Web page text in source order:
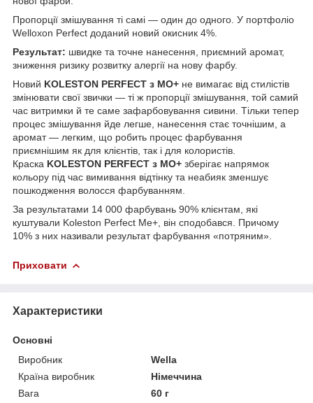
Пропорції змішування ті самі — один до одного. У портфоліо
Welloxon Perfect доданий новий окисник 4%.
Результат: швидке та точне нанесення, приємний аромат,
зниження ризику розвитку алергії на нову фарбу.
Новий KOLESTON PERFECT з МО+ не вимагає від стилістів
змінювати свої звички — ті ж пропорції змішування, той самий
час витримки й те саме зафарбовування сивини. Тільки тепер
процес змішування йде легше, нанесення стає точнішим, а
аромат — легким, що робить процес фарбування
приємнішим як для клієнтів, так і для колористів.
Краска KOLESTON PERFECT з МО+ зберігає напрямок
кольору під час вимивання відтінку та неабияк зменшує
пошкодження волосся фарбуванням.
За результатами 14 000 фарбувань 90% клієнтам, які
куштували Koleston Perfect Me+, він сподобався. Причому
10% з них називали результат фарбування «потряним».
Приховати
Характеристики
Основні
Виробник
Wella
Країна виробник
Німеччина
Вага
60 г